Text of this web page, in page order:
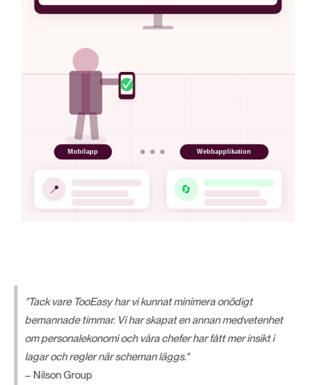
"Tack vare TooEasy har vi kunnat minimera onödigt
bemannade timmar. Vi har skapat en annan medvetenhet
om personalekonomi och våra chefer har fått mer insikt i
lagar och regler när scheman läggs."
– Nilson Group